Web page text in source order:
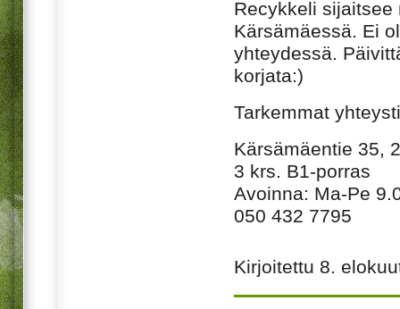
Recykkeli
Kärsämäessä. Ei
yhteydessä.
korjata:)
Tarkemmat
Kärsämäentie 35,
3 krs. B1-porras
Avoinna: Ma-Pe
050 432 7795
Kirjoitettu 8.